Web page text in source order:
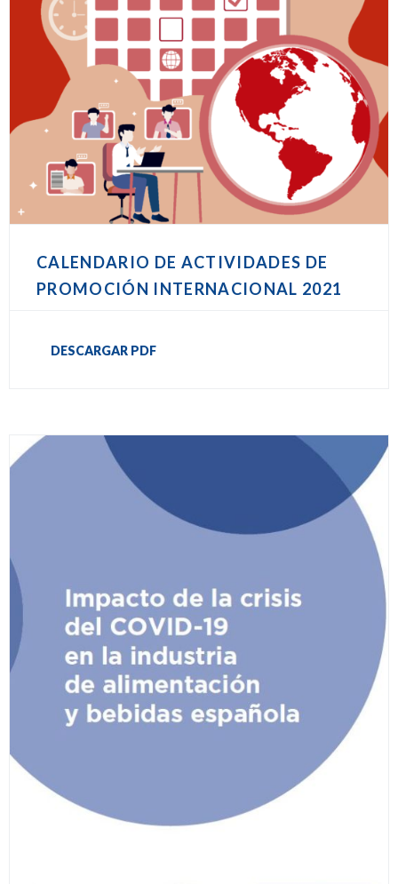
CALENDARIO DE ACTIVIDADES DE
PROMOCIÓN INTERNACIONAL 2021
DESCARGAR PDF